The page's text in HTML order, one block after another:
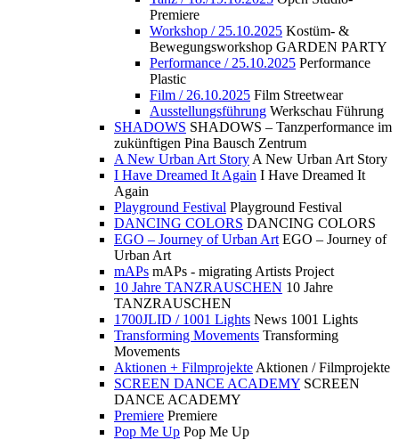
Premiere
Workshop / 25.10.2025 Kostüm- &
Bewegungsworkshop GARDEN PARTY
Performance / 25.10.2025 Performance
Plastic
Film / 26.10.2025 Film Streetwear
Ausstellungsführung Werkschau Führung
SHADOWS SHADOWS – Tanzperformance im
zukünftigen Pina Bausch Zentrum
A New Urban Art Story A New Urban Art Story
I Have Dreamed It Again I Have Dreamed It
Again
Playground Festival Playground Festival
DANCING COLORS DANCING COLORS
EGO – Journey of Urban Art EGO – Journey of
Urban Art
mAPs mAPs - migrating Artists Project
10 Jahre TANZRAUSCHEN 10 Jahre
TANZRAUSCHEN
1700JLID / 1001 Lights News 1001 Lights
Transforming Movements Transforming
Movements
Aktionen + Filmprojekte Aktionen / Filmprojekte
SCREEN DANCE ACADEMY SCREEN
DANCE ACADEMY
Premiere Premiere
Pop Me Up Pop Me Up